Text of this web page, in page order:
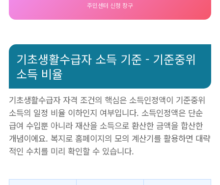
주민센터 신청 창구
기초생활수급자 소득 기준 - 기준중위
소득 비율
기초생활수급자 자격 조건의 핵심은 소득인정액이 기준중위
소득의 일정 비율 이하인지 여부입니다. 소득인정액은 단순
급여 수입뿐 아니라 재산을 소득으로 환산한 금액을 합산한
개념이에요. 복지로 홈페이지의 모의 계산기를 활용하면 대략
적인 수치를 미리 확인할 수 있습니다.